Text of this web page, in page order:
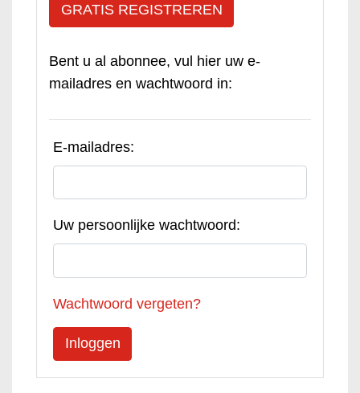
GRATIS REGISTREREN
Bent u al abonnee, vul hier uw e-
mailadres en wachtwoord in:
E-mailadres:
Uw persoonlijke wachtwoord:
Wachtwoord vergeten?